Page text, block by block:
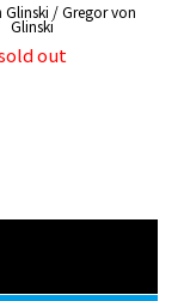
Glinski / Gregor von
Glinski
out